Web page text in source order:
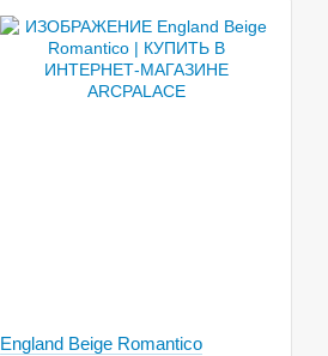
England Beige Romantico